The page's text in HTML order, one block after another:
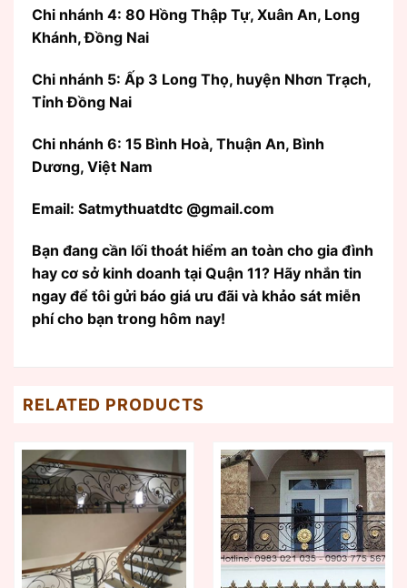
Chi nhánh 4: 80 Hồng Thập Tự, Xuân An, Long
Khánh, Đồng Nai
Chi nhánh 5: Ấp 3 Long Thọ, huyện Nhơn Trạch,
Tỉnh Đồng Nai
Chi nhánh 6: 15 Bình Hoà, Thuận An, Bình
Dương, Việt Nam
Email: Satmythuatdtc @gmail.com
Bạn đang cần lối thoát hiểm an toàn cho gia đình
hay cơ sở kinh doanh tại Quận 11? Hãy nhắn tin
ngay để tôi gửi báo giá ưu đãi và khảo sát miễn
phí cho bạn trong hôm nay!
RELATED PRODUCTS